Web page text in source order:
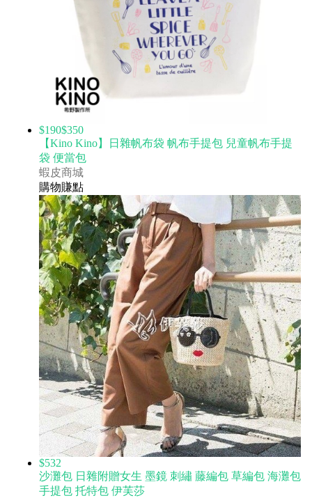
$190$350
【Kino Kino】日雜帆布袋 帆布手提包 兒童帆布手提
袋 便當包
蝦皮商城
購物賺點
$532
沙灘包 日雜附贈女生 墨鏡 刺繡 藤編包 草編包 海灘包
手提包 托特包 伊芙莎